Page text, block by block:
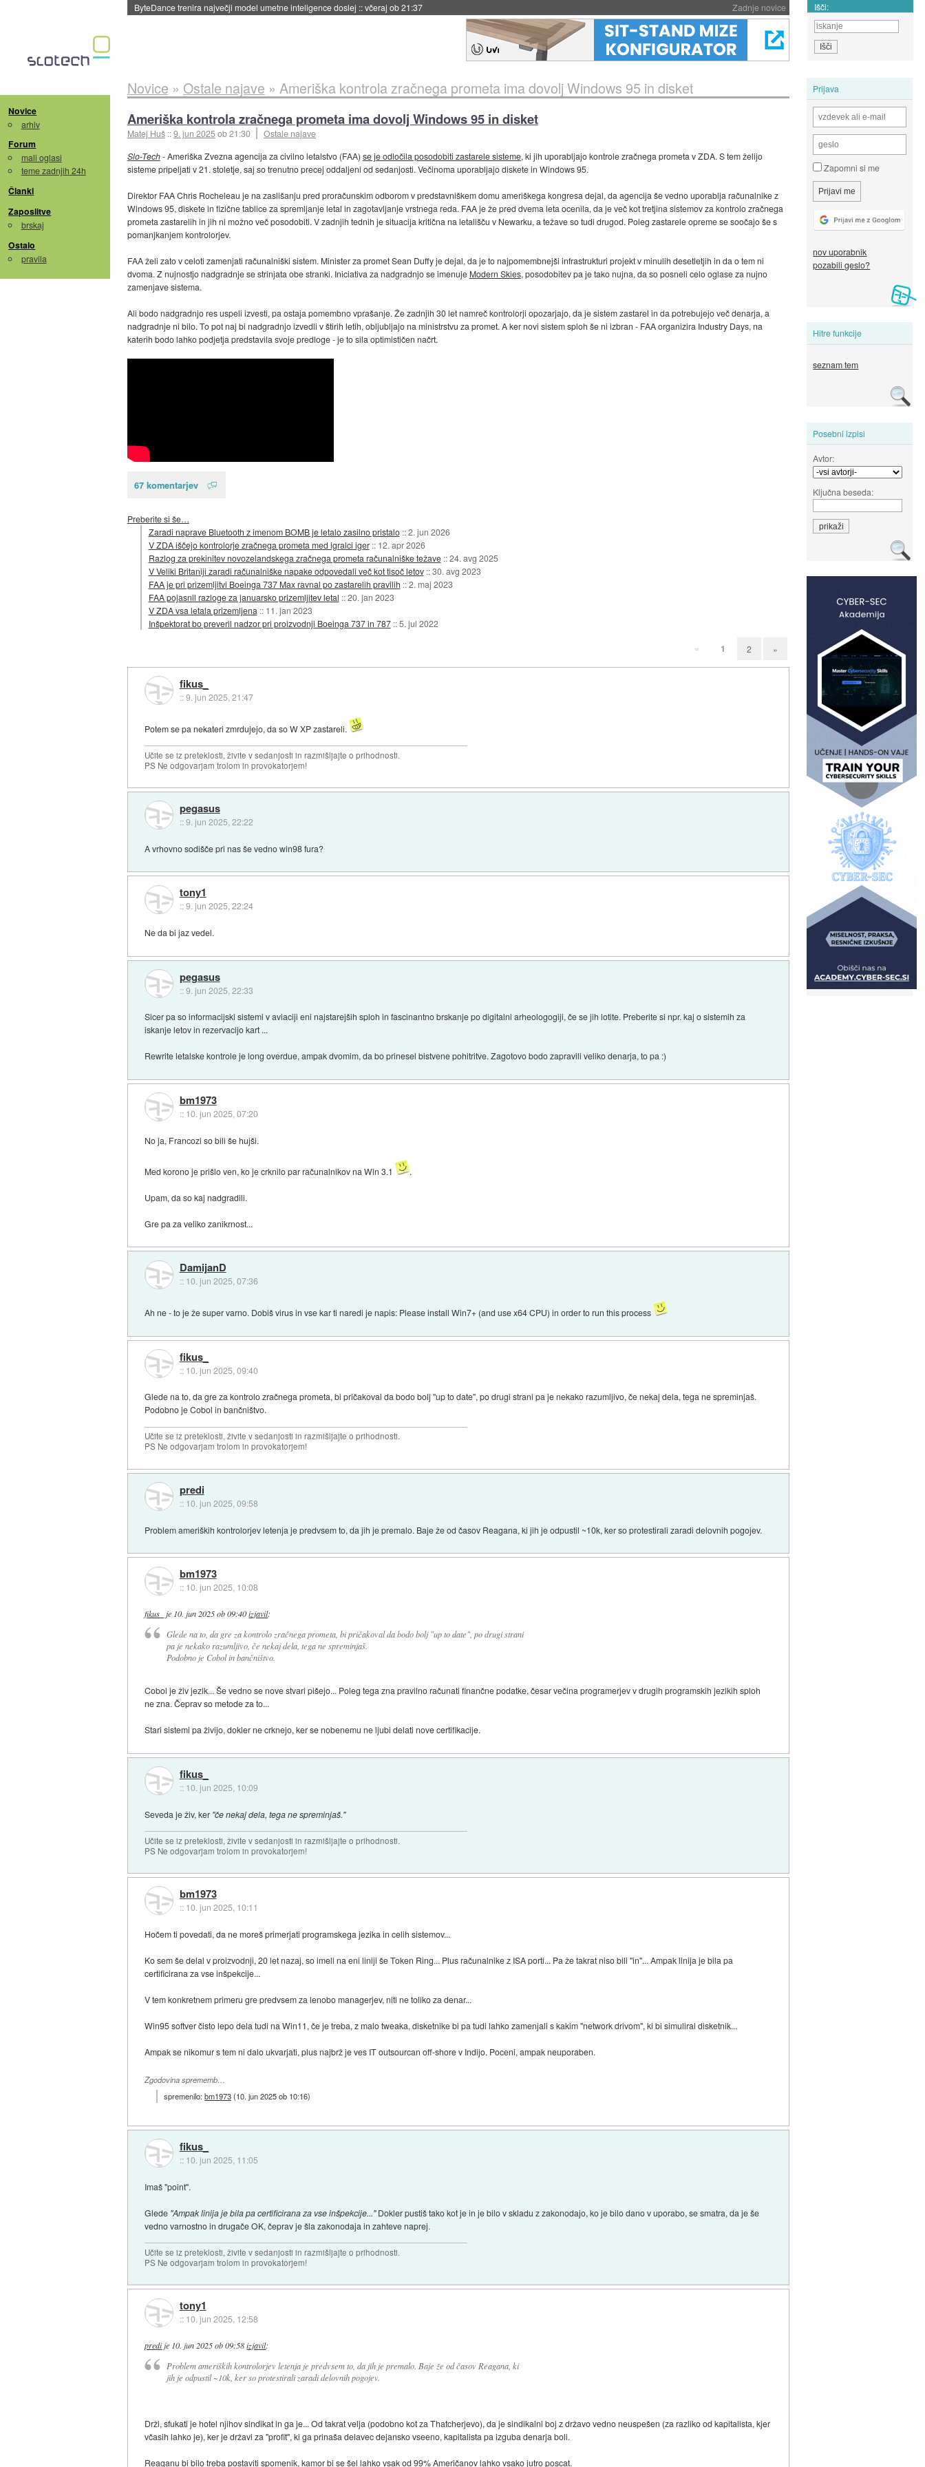
Zadnje novice
ByteDance trenira največji model umetne inteligence doslej ::včeraj ob 21:37 Išči:
Novice
arhiv
Forum
mali oglasi
teme zadnjih 24h
Članki
Zaposlitve
brskaj
Ostalo
pravila
Prijava
Zapomni si me
nov uporabnik
pozabili geslo?
Hitre funkcije
seznam tem
Posebni izpisi
Avtor:
Ključna beseda:
Novice » Ostale najave » Ameriška kontrola zračnega prometa ima dovolj Windows 95 in disket
Ameriška kontrola zračnega prometa ima dovolj Windows 95 in disket
Matej Huš ::9. jun 2025ob 21:30
Ostale najave
Slo-Tech- Ameriška Zvezna agencija za civilno letalstvo (FAA) se je odločila posodobiti zastarele sisteme, ki jih uporabljajo kontrole zračnega prometa v ZDA. S tem želijo
sisteme pripeljati v 21. stoletje, saj so trenutno precej oddaljeni od sedanjosti. Večinoma uporabljajo diskete in Windows 95.
Direktor FAA Chris Rocheleau je na zaslišanju pred proračunskim odborom v predstavniškem domu ameriškega kongresa dejal, da agencija še vedno uporablja računalnike z
Windows 95, diskete in fizične tablice za spremljanje letal in zagotavljanje vrstnega reda. FAA je že pred dvema leta ocenila, da je več kot tretjina sistemov za kontrolo zračnega
prometa zastarelih in jih ni možno več posodobiti. V zadnjih tednih je situacija kritična na letališču v Newarku, a težave so tudi drugod. Poleg zastarele opreme se soočajo še s
pomanjkanjem kontrolorjev.
FAA želi zato v celoti zamenjati računalniški sistem. Minister za promet Sean Duffy je dejal, da je to najpomembnejši infrastrukturi projekt v minulih desetletjih in da o tem ni
dvoma. Z nujnostjo nadgradnje se strinjata obe stranki. Iniciativa za nadgradnjo se imenuje Modern Skies, posodobitev pa je tako nujna, da so posneli celo oglase za nujno
zamenjave sistema.
Ali bodo nadgradnjo res uspeli izvesti, pa ostaja pomembno vprašanje. Že zadnjih 30 let namreč kontrolorji opozarjajo, da je sistem zastarel in da potrebujejo več denarja, a
nadgradnje ni bilo. To pot naj bi nadgradnjo izvedli v štirih letih, obljubljajo na ministrstvu za promet. A ker novi sistem sploh še ni izbran - FAA organizira Industry Days, na
katerih bodo lahko podjetja predstavila svoje predloge - je to sila optimističen načrt.
67 komentarjev
Preberite si še…
Zaradi naprave Bluetooth z imenom BOMB je letalo zasilno pristalo ::2. jun 2026
V ZDA iščejo kontrolorje zračnega prometa med igralci iger :: 12. apr 2026
Razlog za prekinitev novozelandskega zračnega prometa računalniške težave ::24. avg 2025
V Veliki Britaniji zaradi računalniške napake odpovedali več kot tisoč letov ::30. avg 2023
FAA je pri prizemljitvi Boeinga 737 Max ravnal po zastarelih pravilih ::2. maj 2023
FAA pojasnil razloge za januarsko prizemljitev letal ::20. jan 2023
V ZDA vsa letala prizemljena :: 11. jan 2023
Inšpektorat bo preveril nadzor pri proizvodnji Boeinga 737 in 787 ::5. jul 2022
« 1 2 »
fikus_
::9. jun 2025, 21:47
Potem se pa nekateri zmrdujejo, da so W XP zastareli.
Učite se iz preteklosti, živite v sedanjosti in razmišljajte o prihodnosti.
PS Ne odgovarjam trolom in provokatorjem!
pegasus
::9. jun 2025, 22:22
A vrhovno sodišče pri nas še vedno win98 fura?
tony1
::9. jun 2025, 22:24
Ne da bi jaz vedel.
pegasus
::9. jun 2025, 22:33
Sicer pa so informacijski sistemi v aviaciji eni najstarejših sploh in fascinantno brskanje po digitalni arheologogiji, če se jih lotite. Preberite si npr. kaj o sistemih za
iskanje letov in rezervacijo kart ...
Rewrite letalske kontrole je long overdue, ampak dvomim, da bo prinesel bistvene pohitritve. Zagotovo bodo zapravili veliko denarja, to pa :)
bm1973
:: 10. jun 2025, 07:20
No ja, Francozi so bili še hujši.
Med korono je prišlo ven, ko je crknilo par računalnikov na Win 3.1 .
Upam, da so kaj nadgradili.
Gre pa za veliko zanikrnost...
DamijanD
:: 10. jun 2025, 07:36
Ah ne - to je že super varno. Dobiš virus in vse kar ti naredi je napis: Please install Win7+ (and use x64 CPU) in order to run this process
fikus_
:: 10. jun 2025, 09:40
Glede na to, da gre za kontrolo zračnega prometa, bi pričakoval da bodo bolj "up to date", po drugi strani pa je nekako razumljivo, če nekaj dela, tega ne spreminjaš.
Podobno je Cobol in bančništvo.
Učite se iz preteklosti, živite v sedanjosti in razmišljajte o prihodnosti.
PS Ne odgovarjam trolom in provokatorjem!
predi
:: 10. jun 2025, 09:58
Problem ameriških kontrolorjev letenja je predvsem to, da jih je premalo. Baje že od časov Reagana, ki jih je odpustil ~10k, ker so protestirali zaradi delovnih pogojev.
bm1973
:: 10. jun 2025, 10:08
fikus_ je 10. jun 2025 ob 09:40 izjavil:
Glede na to, da gre za kontrolo zračnega prometa, bi pričakoval da bodo bolj "up to date", po drugi strani
pa je nekako razumljivo, če nekaj dela, tega ne spreminjaš.
Podobno je Cobol in bančništvo.
Cobol je živ jezik... Še vedno se nove stvari pišejo... Poleg tega zna pravilno računati finančne podatke, česar večina programerjev v drugih programskih jezikih sploh
ne zna. Čeprav so metode za to...
Stari sistemi pa živijo, dokler ne crknejo, ker se nobenemu ne ljubi delati nove certifikacije.
fikus_
:: 10. jun 2025, 10:09
Seveda je živ, ker "če nekaj dela, tega ne spreminjaš."
Učite se iz preteklosti, živite v sedanjosti in razmišljajte o prihodnosti.
PS Ne odgovarjam trolom in provokatorjem!
bm1973
:: 10. jun 2025, 10:11
Hočem ti povedati, da ne moreš primerjati programskega jezika in celih sistemov...
Ko sem še delal v proizvodnji, 20 let nazaj, so imeli na eni liniji še Token Ring... Plus računalnike z ISA porti... Pa že takrat niso bili "in"... Ampak linija je bila pa
certificirana za vse inšpekcije...
V tem konkretnem primeru gre predvsem za lenobo managerjev, niti ne toliko za denar...
Win95 softver čisto lepo dela tudi na Win11, če je treba, z malo tweaka, disketnike bi pa tudi lahko zamenjali s kakim "network drivom", ki bi simuliral disketnik...
Ampak se nikomur s tem ni dalo ukvarjati, plus najbrž je ves IT outsourcan off-shore v Indijo. Poceni, ampak neuporaben.
Zgodovina sprememb…
spremenilo:bm1973(10. jun 2025 ob 10:16)
fikus_
:: 10. jun 2025, 11:05
Imaš "point".
Glede "Ampak linija je bila pa certificirana za vse inšpekcije..."Dokler pustiš tako kot je in je bilo v skladu z zakonodajo, ko je bilo dano v uporabo, se smatra, da je še
vedno varnostno in drugače OK, čeprav je šla zakonodaja in zahteve naprej.
Učite se iz preteklosti, živite v sedanjosti in razmišljajte o prihodnosti.
PS Ne odgovarjam trolom in provokatorjem!
tony1
:: 10. jun 2025, 12:58
predije 10. jun 2025 ob 09:58 izjavil:
Problem ameriških kontrolorjev letenja je predvsem to, da jih je premalo. Baje že od časov Reagana, ki
jih je odpustil ~10k, ker so protestirali zaradi delovnih pogojev.
Drži, sfukati je hotel njihov sindikat in ga je... Od takrat velja (podobno kot za Thatcherjevo), da je sindikalni boj z državo vedno neuspešen (za razliko od kapitalista, kjer
včasih lahko je), ker je državi za "profit", ki ga prinaša delavec dejansko vseeno, kapitalista pa izguba denarja boli.
Reaganu bi bilo treba postaviti spomenik, kamor bi se šel lahko vsak od 99% Američanov lahko vsako jutro poscat.